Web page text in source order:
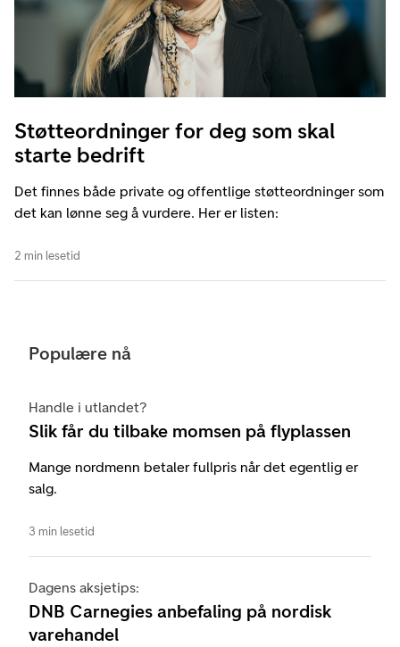
Støtteordninger for deg som skal
starte bedrift
Det finnes både private og offentlige støtteordninger som
det kan lønne seg å vurdere. Her er listen:
2 min lesetid
Populære nå
Handle i utlandet?
Slik får du tilbake momsen på flyplassen
Mange nordmenn betaler fullpris når det egentlig er
salg.
3 min lesetid
Dagens aksjetips:
DNB Carnegies anbefaling på nordisk
varehandel